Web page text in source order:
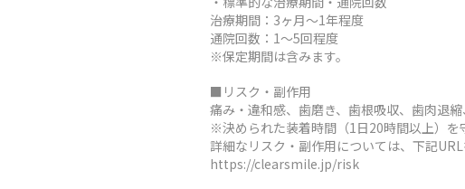
治療期間：3ヶ月～1年程度
通院回数：1～5回程度
※保定期間は含みます。
■リスク・副作用
痛み・違和感、歯磨き、歯根吸収、歯肉退
※決められた装着時間（1日20時間以上）を
詳細なリスク・副作用については、下記URL
https://clearsmile.jp/risk